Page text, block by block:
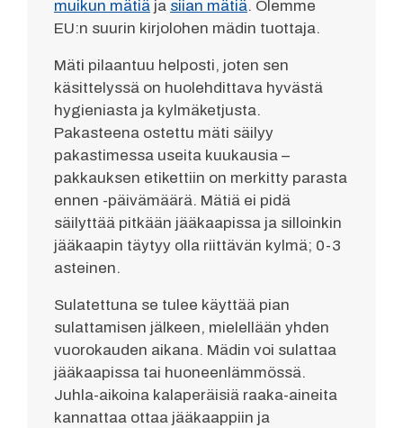
muikun mätiä ja siian mätiä. Olemme
EU:n suurin kirjolohen mädin tuottaja.
Mäti pilaantuu helposti, joten sen
käsittelyssä on huolehdittava hyvästä
hygieniasta ja kylmäketjusta.
Pakasteena ostettu mäti säilyy
pakastimessa useita kuukausia –
pakkauksen etikettiin on merkitty parasta
ennen -päivämäärä. Mätiä ei pidä
säilyttää pitkään jääkaapissa ja silloinkin
jääkaapin täytyy olla riittävän kylmä; 0-3
asteinen.
Sulatettuna se tulee käyttää pian
sulattamisen jälkeen, mielellään yhden
vuorokauden aikana. Mädin voi sulattaa
jääkaapissa tai huoneenlämmössä.
Juhla-aikoina kalaperäisiä raaka-aineita
kannattaa ottaa jääkaappiin ja